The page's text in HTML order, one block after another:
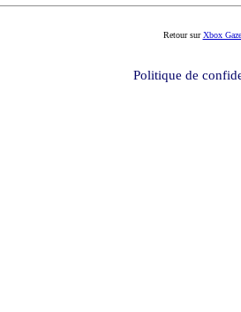
Retour surXbox
Politique de